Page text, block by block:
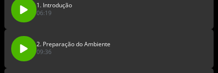
1. Introdução
06:19
2. Preparação do Ambiente
09:36